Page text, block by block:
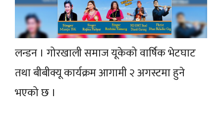
लन्डन । गोरखाली समाज यूकेको वार्षिक भेटघाट
तथा बीबीक्यू कार्यक्रम आगामी २ अगस्टमा हुने
भएको छ ।